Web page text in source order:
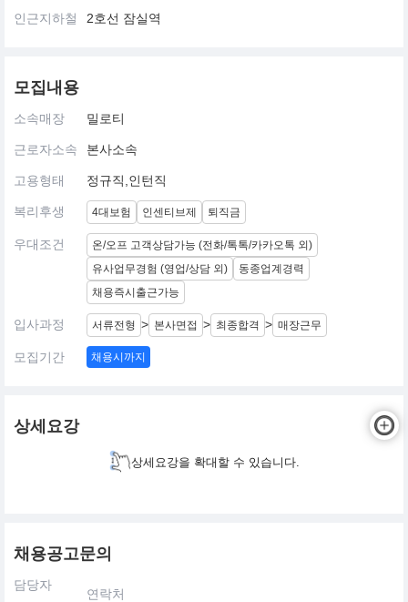
인근지하철 2호선 잠실역
모집내용
소속매장 밀로티
근로자소속 본사소속
고용형태 정규직,인턴직
복리후생 4대보험 인센티브제 퇴직금
우대조건
온/오프 고객상담가능 (전화/톡톡/카카오톡 외)
유사업무경험 (영업/상담 외)
동종업계경력
채용즉시출근가능
입사과정 서류전형 > 본사면접 > 최종합격 > 매장근무
모집기간 채용시까지
상세요강
상세요강을 확대할 수 있습니다.
채용공고문의
담당자
연락처